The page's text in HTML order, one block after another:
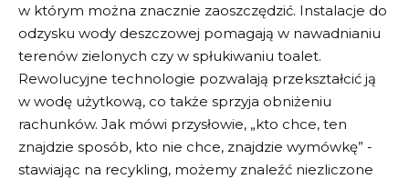
w ⁣którym można⁣ znacznie zaoszczędzić. Instalacje do⁢
odzysku ​wody deszczowej⁣ pomagają ​w nawadnianiu‌
terenów zielonych czy​ w ‍spłukiwaniu toalet.‍
Rewolucyjne technologie pozwalają przekształcić ją‍
w wodę użytkową, co także sprzyja obniżeniu
rachunków. Jak mówi przysłowie, „kto chce, ten‍
znajdzie sposób,⁣ kto nie chce, znajdzie wymówkę” ⁣-
stawiając na‍ recykling,‍ możemy znaleźć ​niezliczone